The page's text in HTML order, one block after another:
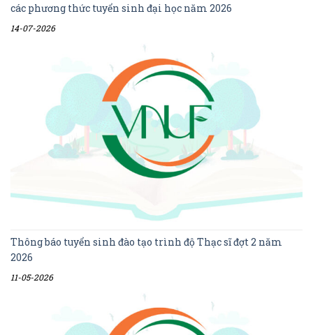
các phương thức tuyển sinh đại học năm 2026
14-07-2026
Thông báo tuyển sinh đào tạo trình độ Thạc sĩ đợt 2 năm
2026
11-05-2026